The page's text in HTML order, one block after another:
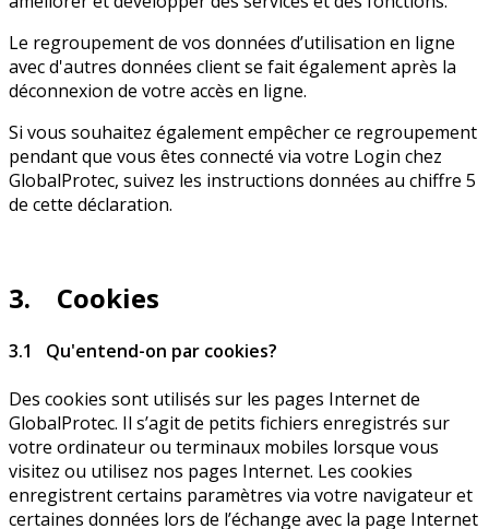
Le regroupement de vos données d’utilisation en ligne
avec d'autres données client se fait également après la
déconnexion de votre accès en ligne.
Si vous souhaitez également empêcher ce regroupement
pendant que vous êtes connecté via votre Login chez
GlobalProtec, suivez les instructions données au chiffre 5
de cette déclaration.
3. Cookies
3.1 Qu'entend-on par cookies?
Des cookies sont utilisés sur les pages Internet de
GlobalProtec. Il s’agit de petits fichiers enregistrés sur
votre ordinateur ou terminaux mobiles lorsque vous
visitez ou utilisez nos pages Internet. Les cookies
enregistrent certains paramètres via votre navigateur et
certaines données lors de l’échange avec la page Internet